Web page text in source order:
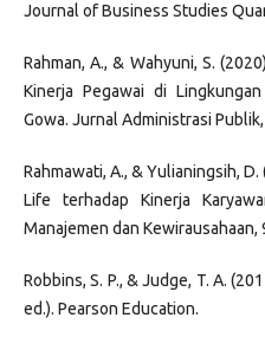
Journal of Business Studies
Rahman, A., & Wahyuni, S.
Kinerja Pegawai di
Gowa. Jurnal Administrasi
Rahmawati, A., & Yulianingsih,
Life terhadap Kinerja
Manajemen dan Kewirausahaan,
Robbins, S. P., & Judge, T. A.
ed.). Pearson Education.